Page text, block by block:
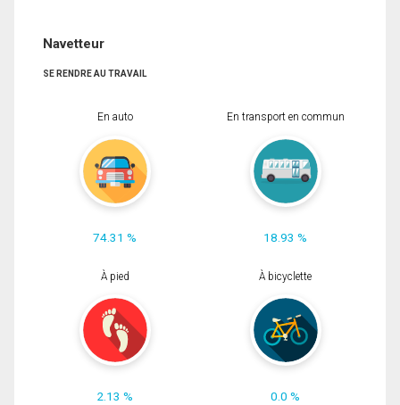
Navetteur
SE RENDRE AU TRAVAIL
En auto
74.31 %
En transport en commun
18.93 %
À pied
2.13 %
À bicyclette
0.0 %